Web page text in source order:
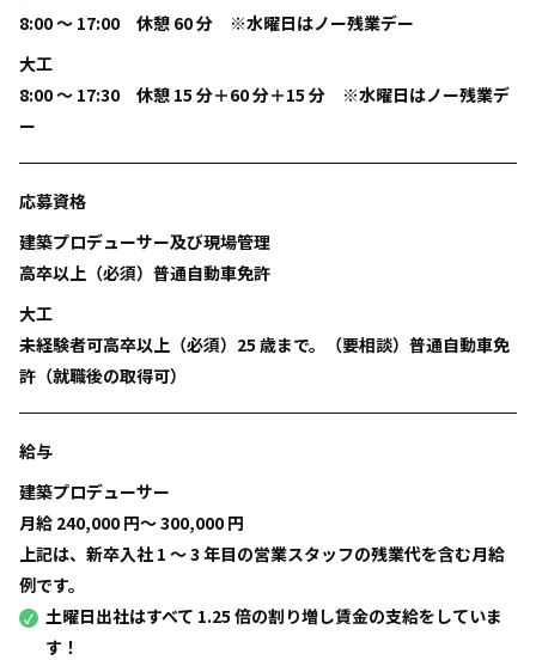
8:00 ～ 17:00 休憩 60 分 ※水曜日はノー残業デー
大工
8:00 ～ 17:30 休憩 15 分＋60 分＋15 分 ※水曜日はノー残業デ
ー
応募資格
建築プロデューサー及び現場管理
高卒以上（必須）普通自動車免許
大工
未経験者可高卒以上（必須）25 歳まで。（要相談）普通自動車免
許（就職後の取得可）
給与
建築プロデューサー
月給 240,000 円〜 300,000 円
上記は、新卒入社 1 〜 3 年目の営業スタッフの残業代を含む月給
例です。
土曜日出社はすべて 1.25 倍の割り増し賃金の支給をしていま
す！